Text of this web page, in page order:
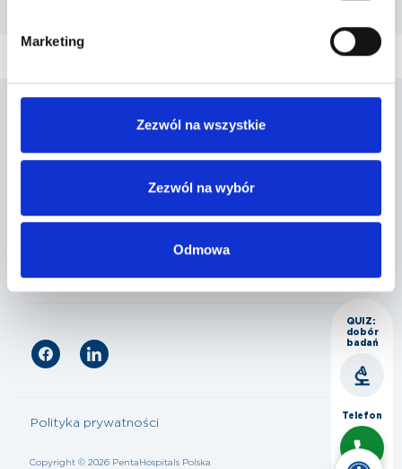
Marketing
Zezwól na wszystkie
Zezwól na wybór
Odmowa
Penta Hospitals Polska
Copyright © 2026 PentaHospitals Polska
Polityka prywatności
QUIZ:
dobór
badań
Telefon